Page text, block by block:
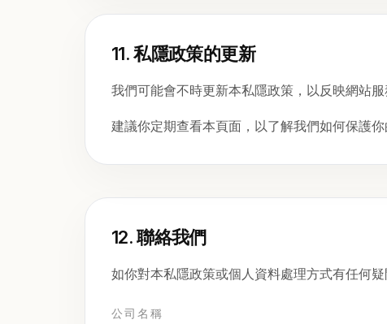
11. 私隱政策的更新
我們可能會不時更新本私隱政策，以反映網站
建議你定期查看本頁面，以了解我們如何保護你
12. 聯絡我們
如你對本私隱政策或個人資料處理方式有任何
公司名稱